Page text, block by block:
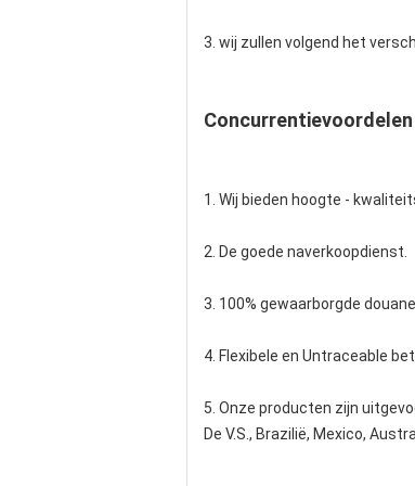
3. wij zullen volgend het
Concurrentievoordelen
1. Wij bieden hoogte -
2. De goede naverkoopdienst.
3. 100% gewaarborgde
4. Flexibele en Untraceable
5. Onze producten zijn
De V.S., Brazilië, Mexico,